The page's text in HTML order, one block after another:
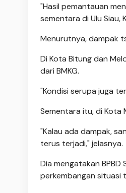
"Hasil pemantauan
sementara di Ulu Siau,
Menurutnya, dampak
Di Kota Bitung dan
dari BMKG.
"Kondisi serupa juga
Sementara itu, di Kota
"Kalau ada dampak,
terus terjadi," jelasnya.
Dia mengatakan
perkembangan situasi